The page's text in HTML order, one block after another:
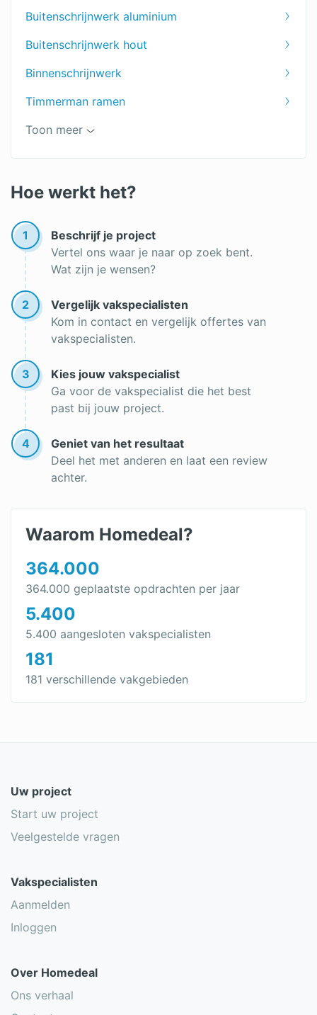
Buitenschrijnwerk aluminium
Buitenschrijnwerk hout
Binnenschrijnwerk
Timmerman ramen
Schrijnwerker keuken
Buitenschrijnwerk
Schrijnwerker offerte
Toon meer
Hoe werkt het?
1
Beschrijf je project
Vertel ons waar je naar op zoek bent.
Wat zijn je wensen?
2
Vergelijk vakspecialisten
Kom in contact en vergelijk offertes van
vakspecialisten.
3
Kies jouw vakspecialist
Ga voor de vakspecialist die het best
past bij jouw project.
4
Geniet van het resultaat
Deel het met anderen en laat een review
achter.
Waarom Homedeal?
364.000
364.000 geplaatste opdrachten per jaar
5.400
5.400 aangesloten vakspecialisten
181
181 verschillende vakgebieden
Uw project
Start uw project
Veelgestelde vragen
Vakspecialisten
Aanmelden
Inloggen
Over Homedeal
Ons verhaal